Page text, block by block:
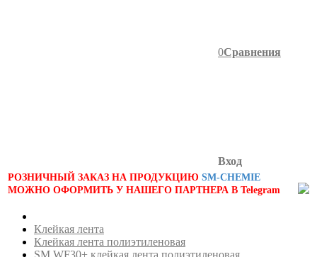
0Сравнения
Вход
РОЗНИЧНЫЙ ЗАКАЗ НА ПРОДУКЦИЮ SM-CHEMIE
МОЖНО ОФОРМИТЬ У НАШЕГО ПАРТНЕРА В Telegram
Клейкая лента
Клейкая лента полиэтиленовая
SM WF30+ клейкая лента полиэтиленовая